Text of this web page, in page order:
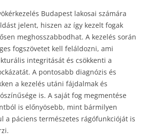
Budapest lakosai számára
jelent, hiszen az így kezelt fogak
meghosszabbodhat. A kezelés során
fogszövetet kell feláldozni, ami
integritását és csökkenti a
A pontosabb diagnózis és
a kezelés utáni fájdalmak és
is. A saját fog megmentése
is előnyösebb, mint bármilyen
a páciens természetes rágófunkcióját is